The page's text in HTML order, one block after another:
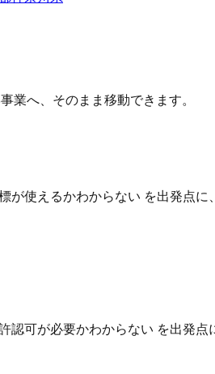
業へ、そのまま移動できます。
が使えるかわからない を出発点
認可が必要かわからない を出発